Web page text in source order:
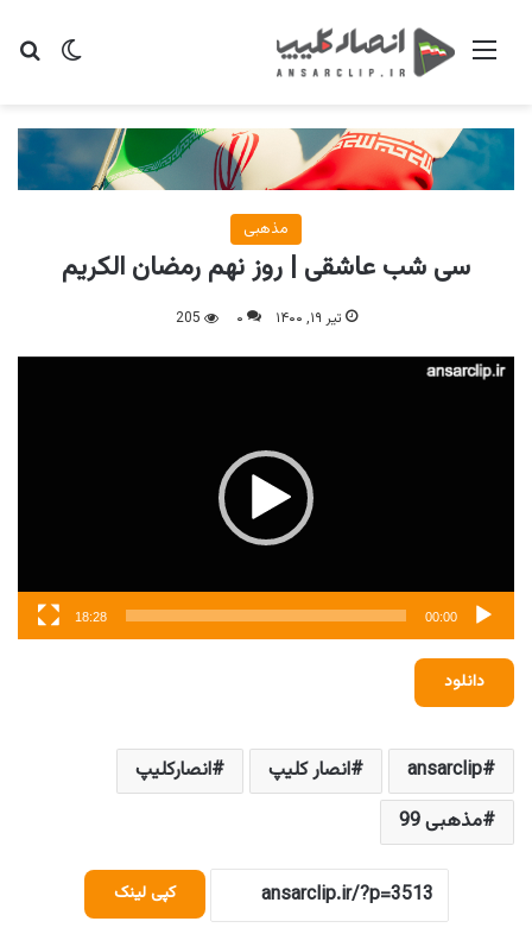
تغییر منو
مذهبی
سی شب عاشقی | روز نهم رمضان الکریم
تیر ۱۹, ۱۴۰۰ ۰ 205
نمایشگر
ویدیو
00:00
18:28
دانلود
ansarclip انصار کلیپ
انصارکلیپ
مذهبی 99
کپی لینک